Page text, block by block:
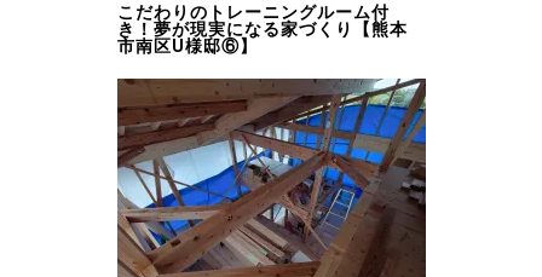
こだわりのトレーニングルーム付
き！夢が現実になる家づくり【熊本
市南区U様邸⑥】